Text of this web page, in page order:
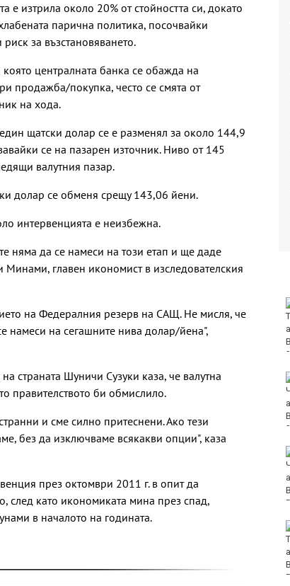
е изтрила около 20% от стойността си, докато
парична политика, посочвайки
за възстановяването.
централната банка се обажда на
продажба/покупка, често се смята от
на хода.
щатски долар се е разменял за около 144,9
се на пазарен източник. Ниво от 145
валутния пазар.
долар се обменя срещу 143,06 йени.
интервенцията е неизбежна.
няма да се намеси на този етап и ще даде
главен икономист в изследователския
на Федералния резерв на САЩ. Не мисля, че
намеси на сегашните нива долар/йена",
страната Шуничи Сузуки каза, че валутна
правителството би обмислило.
и сме силно притеснени. Ако тези
без да изключваме всякакви опции", каза
през октомври 2011 г. в опит да
след като икономиката мина през спад,
в началото на годината.
ще пеят за варненци
на празника на града
Аварии оставят без